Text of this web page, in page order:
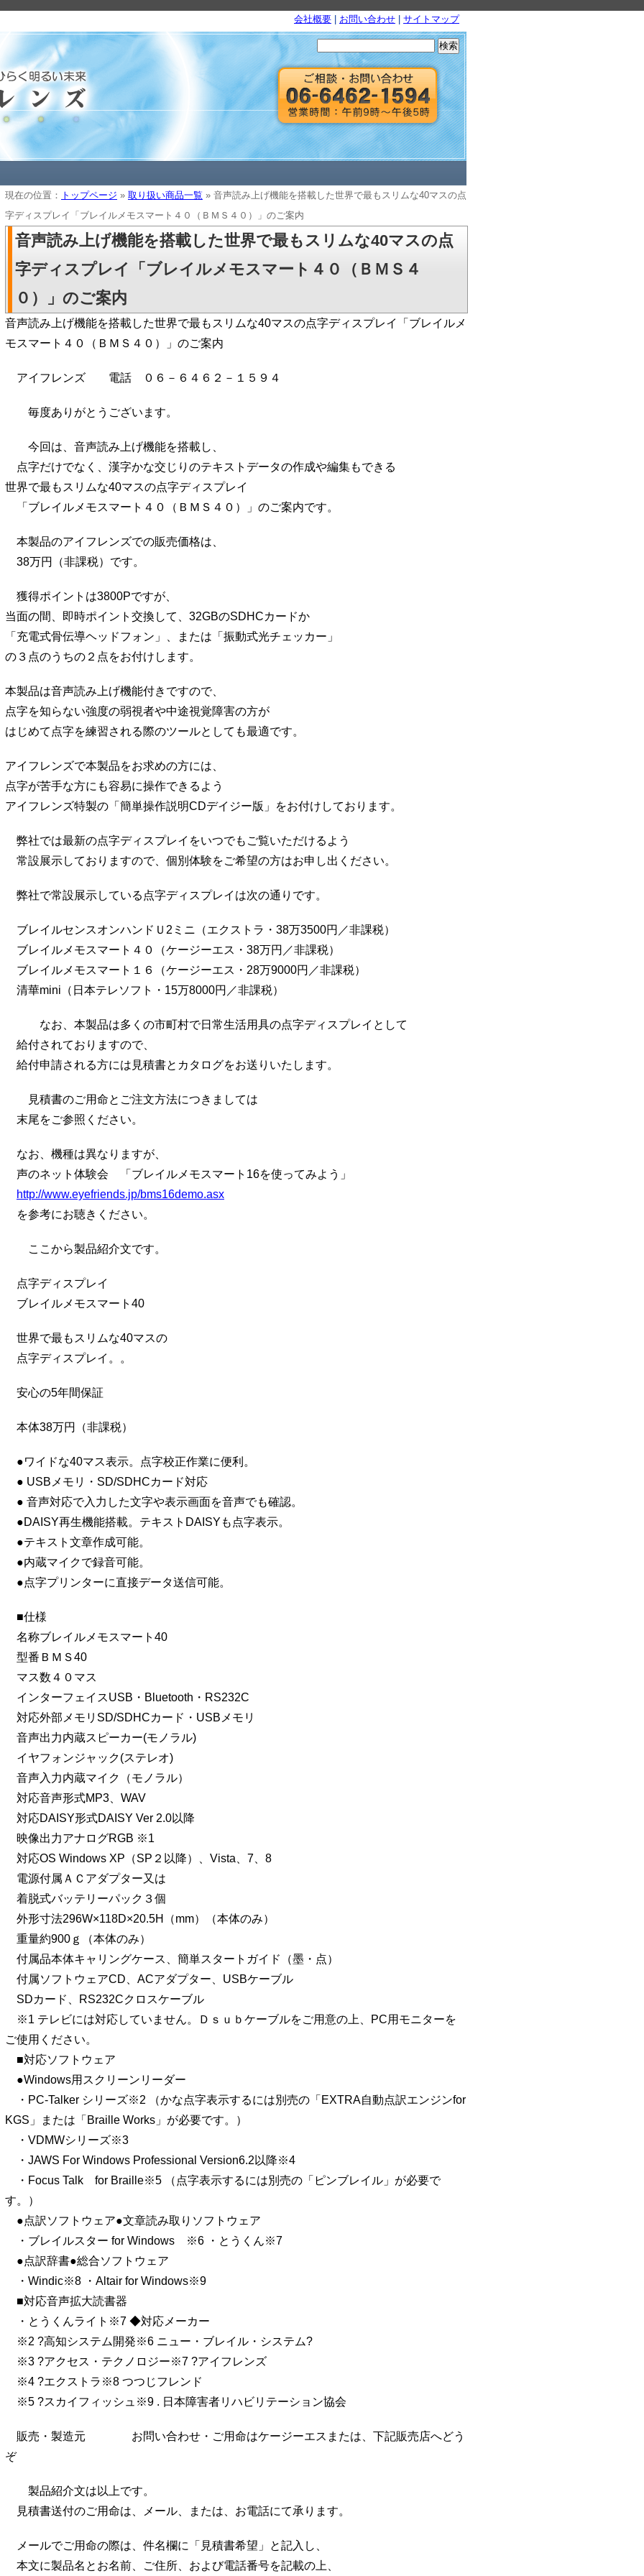
会社概要 お問い合わせ サイトマップ
索:
現在の位置： トップページ » 取り扱い商品一覧 » 音声読み上げ機能を搭載した世界で最もスリムな40マスの点
字ディスプレイ「ブレイルメモスマート４０（ＢＭＳ４０）」のご案内
音声読み上げ機能を搭載した世界で最もスリムな40マスの点
字ディスプレイ「ブレイルメモスマート４０（ＢＭＳ４
０）」のご案内
音声読み上げ機能を搭載した世界で最もスリムな40マスの点字ディスプレイ「ブレイルメ
モスマート４０（ＢＭＳ４０）」のご案内
アイフレンズ 電話 ０６－６４６２－１５９４
毎度ありがとうございます。
今回は、音声読み上げ機能を搭載し、
点字だけでなく、漢字かな交じりのテキストデータの作成や編集もできる
世界で最もスリムな40マスの点字ディスプレイ
「ブレイルメモスマート４０（ＢＭＳ４０）」のご案内です。
本製品のアイフレンズでの販売価格は、
38万円（非課税）です。
獲得ポイントは3800Pですが、
当面の間、即時ポイント交換して、32GBのSDHCカードか
「充電式骨伝導ヘッドフォン」、または「振動式光チェッカー」
の３点のうちの２点をお付けします。
本製品は音声読み上げ機能付きですので、
点字を知らない強度の弱視者や中途視覚障害の方が
はじめて点字を練習される際のツールとしても最適です。
アイフレンズで本製品をお求めの方には、
点字が苦手な方にも容易に操作できるよう
アイフレンズ特製の「簡単操作説明CDデイジー版」をお付けしております。
弊社では最新の点字ディスプレイをいつでもご覧いただけるよう
常設展示しておりますので、個別体験をご希望の方はお申し出ください。
弊社で常設展示している点字ディスプレイは次の通りです。
ブレイルセンスオンハンドＵ2ミニ（エクストラ・38万3500円／非課税）
ブレイルメモスマート４０（ケージーエス・38万円／非課税）
ブレイルメモスマート１６（ケージーエス・28万9000円／非課税）
清華mini（日本テレソフト・15万8000円／非課税）
なお、本製品は多くの市町村で日常生活用具の点字ディスプレイとして
給付されておりますので、
給付申請される方には見積書とカタログをお送りいたします。
見積書のご用命とご注文方法につきましては
末尾をご参照ください。
なお、機種は異なりますが、
声のネット体験会 「ブレイルメモスマート16を使ってみよう」
http://www.eyefriends.jp/bms16demo.asx
を参考にお聴きください。
ここから製品紹介文です。
点字ディスプレイ
ブレイルメモスマート40
世界で最もスリムな40マスの
点字ディスプレイ。。
安心の5年間保証
本体38万円（非課税）
●ワイドな40マス表示。点字校正作業に便利。
● USBメモリ・SD/SDHCカード対応
● 音声対応で入力した文字や表示画面を音声でも確認。
●DAISY再生機能搭載。テキストDAISYも点字表示。
●テキスト文章作成可能。
●内蔵マイクで録音可能。
●点字プリンターに直接データ送信可能。
■仕様
名称ブレイルメモスマート40
型番ＢＭＳ40
マス数４０マス
インターフェイスUSB・Bluetooth・RS232C
対応外部メモリSD/SDHCカード・USBメモリ
音声出力内蔵スピーカー(モノラル)
イヤフォンジャック(ステレオ)
音声入力内蔵マイク（モノラル）
対応音声形式MP3、WAV
対応DAISY形式DAISY Ver 2.0以降
映像出力アナログRGB ※1
対応OS Windows XP（SP２以降）、Vista、7、8
電源付属ＡＣアダプター又は
着脱式バッテリーパック３個
外形寸法296W×118D×20.5H（mm）（本体のみ）
重量約900ｇ（本体のみ）
付属品本体キャリングケース、簡単スタートガイド（墨・点）
付属ソフトウェアCD、ACアダプター、USBケーブル
SDカード、RS232Cクロスケーブル
※1 テレビには対応していません。Ｄｓｕｂケーブルをご用意の上、PC用モニターを
ご使用ください。
■対応ソフトウェア
●Windows用スクリーンリーダー
・PC-Talker シリーズ※2 （かな点字表示するには別売の「EXTRA自動点訳エンジンfor
KGS」または「Braille Works」が必要です。）
・VDMWシリーズ※3
・JAWS For Windows Professional Version6.2以降※4
・Focus Talk for Braille※5 （点字表示するには別売の「ピンブレイル」が必要で
す。）
●点訳ソフトウェア●文章読み取りソフトウェア
・ブレイルスター for Windows ※6 ・とうくん※7
●点訳辞書●総合ソフトウェア
・Windic※8 ・Altair for Windows※9
■対応音声拡大読書器
・とうくんライト※7 ◆対応メーカー
※2 ?高知システム開発※6 ニュー・ブレイル・システム?
※3 ?アクセス・テクノロジー※7 ?アイフレンズ
※4 ?エクストラ※8 つつじフレンド
※5 ?スカイフィッシュ※9 . 日本障害者リハビリテーション協会
販売・製造元 お問い合わせ・ご用命はケージーエスまたは、下記販売店へどう
ぞ
製品紹介文は以上です。
見積書送付のご用命は、メール、または、お電話にて承ります。
メールでご用命の際は、件名欄に「見積書希望」と記入し、
本文に製品名とお名前、ご住所、および電話番号を記載の上、